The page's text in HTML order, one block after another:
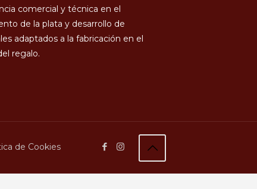
comercial y técnica en el
de la plata y desarrollo de
adaptados a la fabricación en el
regalo.
de Cookies